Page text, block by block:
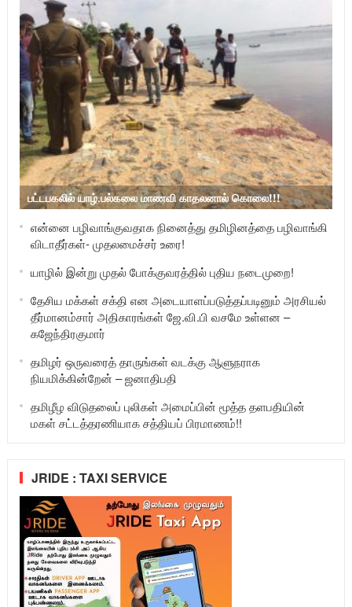
பட்டபகலில் யாழ்.பல்கலை மாணவி காதலனால் கொலை!!!
என்னை பழிவாங்குவதாக நினைத்து தமிழினத்தை பழிவாங்கி
விடாதீர்கள்- முதலமைச்சர் உரை!
யாழில் இன்று முதல் போக்குவரத்தில் புதிய நடைமுறை!
தேசிய மக்கள் சக்தி என அடையாளப்படுத்தப்படினும் அரசியல்
தீர்மானம்சார் அதிகாரங்கள் ஜே.வி.பி வசமே உள்ளன –
கஜேந்திரகுமார்
தமிழர் ஒருவரைத் தாருங்கள் வடக்கு ஆளுநராக
நியமிக்கின்றேன் – ஜனாதிபதி
தமிழீழ விடுதலைப் புலிகள் அமைப்பின் மூத்த தளபதியின்
மகள் சட்டத்தரணியாக சத்தியப் பிரமாணம்!!
JRIDE : TAXI SERVICE